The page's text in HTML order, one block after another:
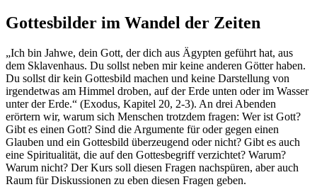
Gottesbilder im Wandel der Zeiten
„Ich bin Jahwe, dein Gott, der dich aus Ägypten geführt hat, aus
dem Sklavenhaus. Du sollst neben mir keine anderen Götter haben.
Du sollst dir kein Gottesbild machen und keine Darstellung von
irgendetwas am Himmel droben, auf der Erde unten oder im Wasser
unter der Erde.“ (Exodus, Kapitel 20, 2-3). An drei Abenden
erörtern wir, warum sich Menschen trotzdem fragen: Wer ist Gott?
Gibt es einen Gott? Sind die Argumente für oder gegen einen
Glauben und ein Gottesbild überzeugend oder nicht? Gibt es auch
eine Spiritualität, die auf den Gottesbegriff verzichtet? Warum?
Warum nicht? Der Kurs soll diesen Fragen nachspüren, aber auch
Raum für Diskussionen zu eben diesen Fragen geben.